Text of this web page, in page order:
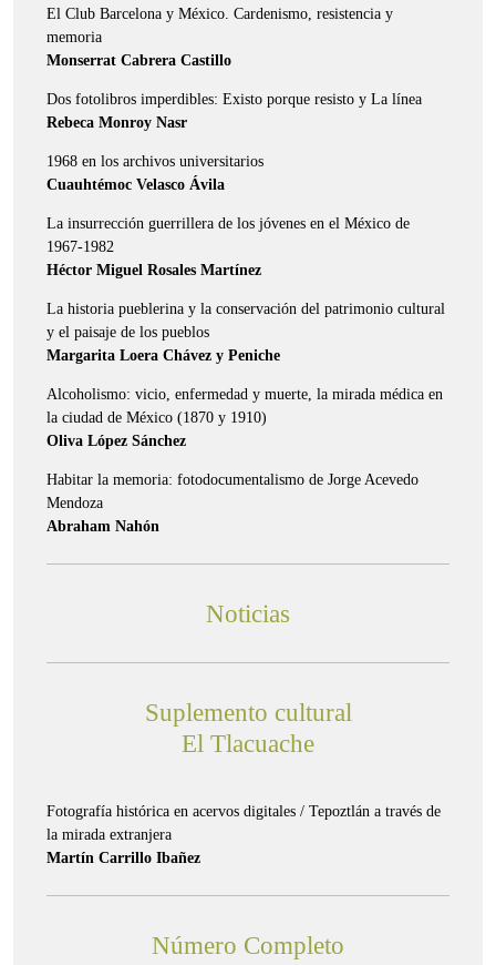
El Club Barcelona y México. Cardenismo, resistencia y
memoria
Monserrat Cabrera Castillo
Dos fotolibros imperdibles: Existo porque resisto y La línea
Rebeca Monroy Nasr
1968 en los archivos universitarios
Cuauhtémoc Velasco Ávila
La insurrección guerrillera de los jóvenes en el México de
1967-1982
Héctor Miguel Rosales Martínez
La historia pueblerina y la conservación del patrimonio cultural
y el paisaje de los pueblos
Margarita Loera Chávez y Peniche
Alcoholismo: vicio, enfermedad y muerte, la mirada médica en
la ciudad de México (1870 y 1910)
Oliva López Sánchez
Habitar la memoria: fotodocumentalismo de Jorge Acevedo
Mendoza
Abraham Nahón
Noticias
Suplemento cultural
El Tlacuache
Fotografía histórica en acervos digitales / Tepoztlán a través de
la mirada extranjera
Martín Carrillo Ibañez
Número Completo